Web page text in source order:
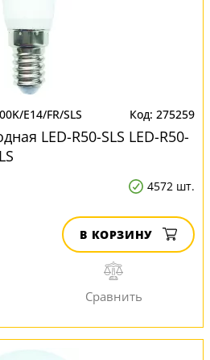
E14/FR/SLS 275259
LED-R50-SLS LED-R50-
4572 шт.
В КОРЗИНУ